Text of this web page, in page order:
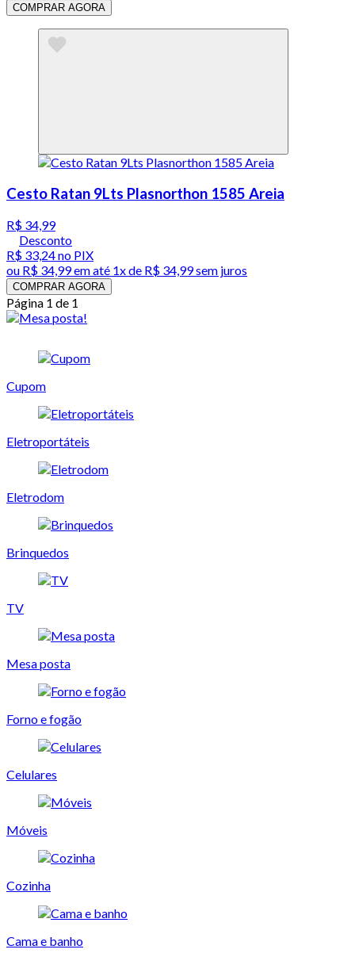
COMPRAR AGORA
Cesto Ratan 9Lts Plasnorthon 1585 Areia
R$ 34,99
Desconto
R$ 33,24no PIX
ou R$ 34,99em até 1x de R$ 34,99sem juros
COMPRAR AGORA
Página 1 de 1
Cupom
Eletroportáteis
Eletrodom
Brinquedos
TV
Mesa posta
Forno e fogão
Celulares
Móveis
Cozinha
Cama e banho